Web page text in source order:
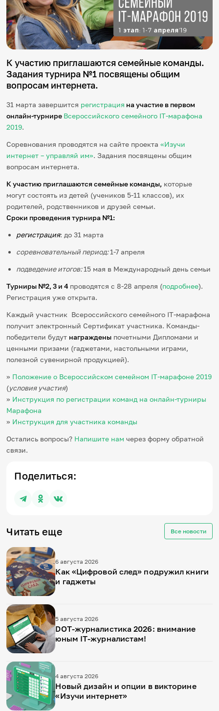
Игры и тренажеры
Игра «Знания»
Знания в тестах
Викторина
Словарь
Настолка
Памятки
Комиксы
Педагогам
Школа наставников
Методика
Секреты кода
Незрячим
Регистрация Вход
Задать вопрос
К участию приглашаются семейные команды.
Задания турнира №1 посвящены общим
вопросам интернета.
31 марта завершится регистрация на участие в первом
онлайн-турнире Всероссийского семейного IT-марафона
2019.
Соревнования проводятся на сайте проекта«Изучи
интернет – управляй им». Задания посвящены общим
вопросам интернета.
К участию приглашаются семейные команды, которые
могут состоять из детей (учеников 5-11 классов), их
родителей, родственников и друзей семьи.
Сроки проведения турнира №1:
регистрация: до 31 марта
соревновательный период:1-7 апреля
подведение итогов:15 мая в Международный день семьи
Турниры №2, 3 и 4 проводятся с 8-28 апреля (подробнее).
Регистрация уже открыта.
Каждый участник Всероссийского семейного IT-марафона
получит электронный Сертификат участника. Команды-
победители будут награждены почетными Дипломами и
ценными призами (гаджетами, настольными играми,
полезной сувенирной продукцией).
» Положение о Всероссийском семейном IT-марафоне 2019
(условия участия)
» Инструкция по регистрации команд на онлайн-турниры
Марафона
» Инструкция для участника команды
Остались вопросы? Напишите нам через форму обратной
связи.
Поделиться:
Читать еще Все новости
6 августа 2026
Как «Цифровой след» подружил книги
и гаджеты
5 августа 2026
DOT-журналистика 2026: внимание
юным IT-журналистам!
4 августа 2026
Новый дизайн и опции в викторине
«Изучи интернет»